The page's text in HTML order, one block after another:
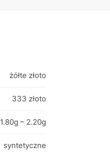
żółte złoto
333 złoto
1.80g – 2.20g
syntetyczne